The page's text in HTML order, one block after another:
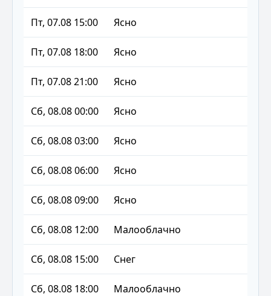
Пт, 07.08 15:00 Ясно
Пт, 07.08 18:00 Ясно
Пт, 07.08 21:00 Ясно
Сб, 08.08 00:00 Ясно
Сб, 08.08 03:00 Ясно
Сб, 08.08 06:00 Ясно
Сб, 08.08 09:00 Ясно
Сб, 08.08 12:00 Малооблачно
Сб, 08.08 15:00 Снег
Сб, 08.08 18:00 Малооблачно